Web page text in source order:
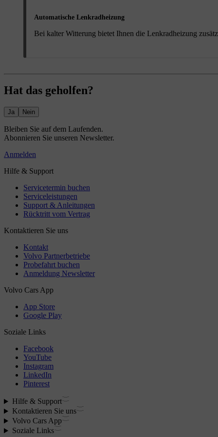
Automatische Lenkradheizung
Bei kalter Witterung bietet Ihnen die Lenkradheizung
Hat das geholfen?
Ja Nein